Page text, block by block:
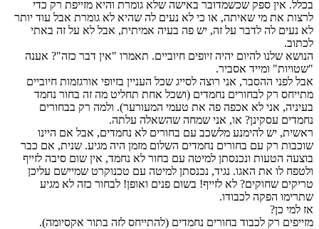
בכלל. אין ספק שכשמדובר באישה שלא גומרת והיא מזייפת רק כדי
לרצות את מי שאיתה, או כי לא נעים לה שהיא לא גומרת אבל עוד יותר
לא נעים לה לדבר על זה, יש פה בעיה אמיתית, אבל לא על זה באתי
לכתוב.
הנושא שלנו להיום יהיה זיופים חיוביים. תאמרו "אין דבר כזה"? אענה
"שטויות" ומייד אסביר.
אבל לפני ההסבר, אני רוצה לסייג שכל העניין בזיופי אורגזמות חיוביים
מתייחס רק לבחורים נחמדים (ושכל אחת תחליט מה זה בחור נחמד
בעיניה, אני לא אכפה פה את טעמי המעורער). ולמה רק בבחורים
נחמדים עסקינן? או, אני שמחה שהשאלה עלתה.
ראשית, יש להימנע מלשכב עם בחורים לא נחמדים, אבל אם היינו
שוכבות רק עם בחורים נחמדים השלום מזמן היה מגיע. שנית, אם כבר
בוצעה הטעות ונכנסתן למיטה עם בחור לא נחמד, אין שום סיבה לזייף
ולטפח לו את האגו. נגיד, נכנסתן למיטה עם טכנוקרט שמיישם עליכן
טריקים שחוקים? לא לזייף! בשום פנים ואופן! לבחור כזה לא מגיע
שתרימו הפקה לכבודו.
אז למי כן?
מזייפים רק לכבוד בחורים נחמדים (להתייחס לזה בתור אקסיומה).